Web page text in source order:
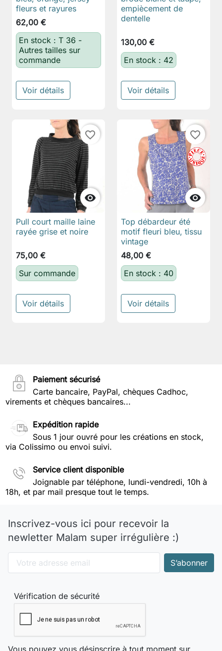
fleurs et rayures
62,00 €
En stock : T 36 -
Autres tailles sur
commande
Voir détails
empiècement de
dentelle
130,00 €
En stock : 42
Voir détails

favorite_border
Pull court maille laine
rayée grise et noire
75,00 €
Sur commande
Voir détails

favorite_border
Top débardeur été
motif fleuri bleu, tissu
vintage
48,00 €
En stock : 40
Voir détails
Paiement sécurisé
Carte bancaire, PayPal, chèques Cadhoc,
virements et chèques bancaires...
Expédition rapide
Sous 1 jour ouvré pour les créations en stock,
via Colissimo ou envoi suivi.
Service client disponible
Joignable par téléphone, lundi-vendredi, 10h à
18h, et par mail presque tout le temps.
Inscrivez-vous ici pour recevoir la
newletter Malam super irrégulière :)
Vérification de sécurité